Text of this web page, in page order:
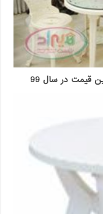
قیمت در سال 99